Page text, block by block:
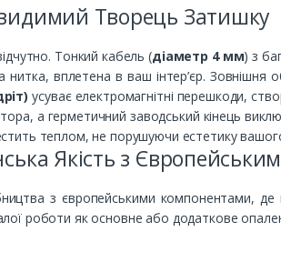
Творець Затишку
Тонкий кабель (діаметр 4 мм) з
нитка, вплетена в ваш інтер’єр. Зовнішня
усуває електромагнітні перешкоди,
а герметичний заводський кінець
теплом, не порушуючи естетику
Якість з
з європейськими компонентами,
роботи як основне або додаткове